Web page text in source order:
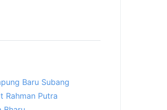
Baru Subang
Rahman Putra